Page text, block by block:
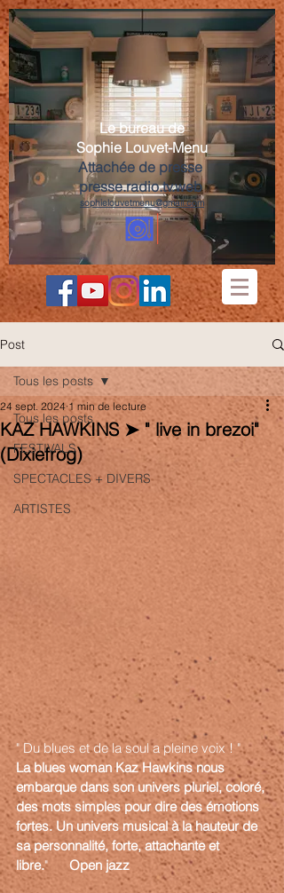
Le bureau de
Sophie Louvet-Menu
Attachée de presse
presse.radio.tv.web
sophielouvetmenu@gmail.com
Post
Tous les posts
FESTIVALS
SPECTACLES + DIVERS
ARTISTES
Tous les posts
KAZ HAWKINS ➤ " live in brezoi"
(Dixiefrog)
24 sept. 2024 1 min de lecture
" Du blues et de la soul a pleine voix ! "
La blues woman Kaz Hawkins nous
embarque dans son univers pluriel, coloré,
des mots simples pour dire des émotions
fortes. Un univers musical à la hauteur de
sa personnalité, forte, attachante et
libre." Open jazz